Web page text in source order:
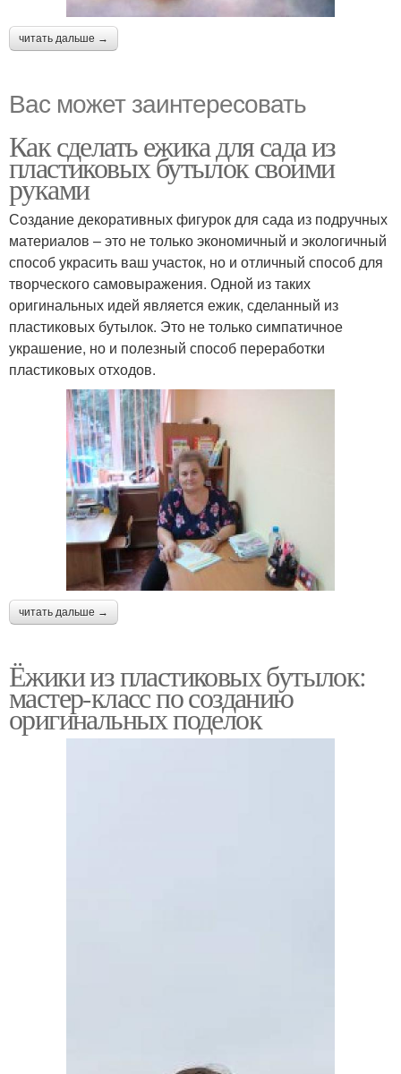
читать дальше →
Вас может заинтересовать
Как сделать ежика для сада из
пластиковых бутылок своими
руками
Создание декоративных фигурок для сада из подручных
материалов – это не только экономичный и экологичный
способ украсить ваш участок, но и отличный способ для
творческого самовыражения. Одной из таких
оригинальных идей является ежик, сделанный из
пластиковых бутылок. Это не только симпатичное
украшение, но и полезный способ переработки
пластиковых отходов.
читать дальше →
Ёжики из пластиковых бутылок:
мастер-класс по созданию
оригинальных поделок